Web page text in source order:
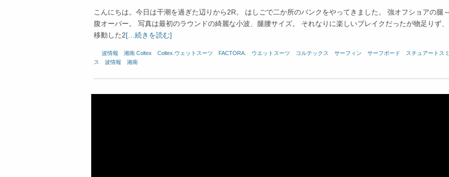
こんにちは。今日は干潮を過ぎた辺りから2R。 はしごで二か所のバンクをやってきました。 強オフショアの腿
腹オーバー。 写真は最初のラウンドの綺麗な小波、腿腰サイズ。 それなりに楽しいブレイクだったが物足りず、
移動した2[…続きを読む]
波情報 湘南 Coltex Coltex.ウェットスーツ FACTORA. ウエットスーツ コルテックス サーフィン サーフボード
スチュアートス
ス
波情報 湘南